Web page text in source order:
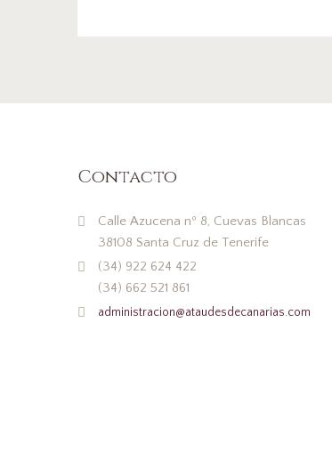
Contacto
Calle Azucena nº 8, Cuevas Blancas
38108 Santa Cruz de Tenerife
(34) 922 624 422
(34) 662 521 861
administracion@ataudesdecanarias.com